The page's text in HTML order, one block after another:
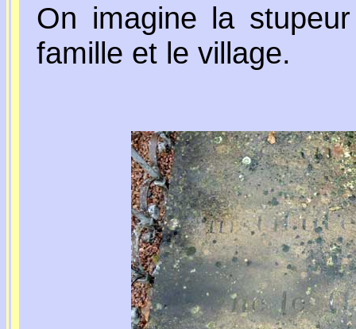
On imagine la
famille et le village.